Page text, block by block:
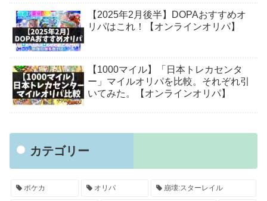
【2025年2月後半】DOPAおすすめオ
リパはこれ！【オンラインオリパ】
【1000マイル】「日本トレカセンタ
ー」マイルオリパを比較。それぞれ引
いてみた。【オンラインオリパ】
カテゴリー
ポケカ オリパ 崩壊:スターレイル